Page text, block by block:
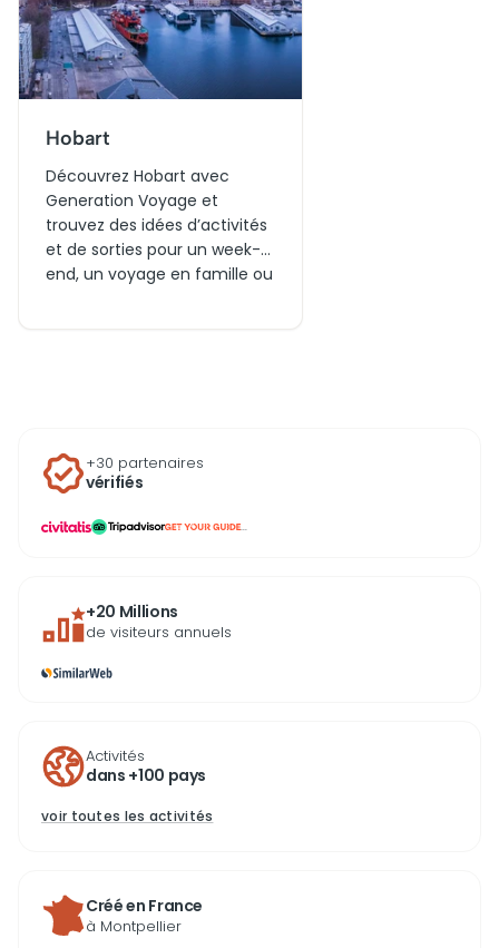
Hobart
Découvrez Hobart avec
Generation Voyage et
trouvez des idées d’activités
et de sorties pour un week-
end, un voyage en famille ou
tasmanienne.
+30 partenaires
vérifiés
...
+20 Millions
de visiteurs annuels
Activités
dans +100 pays
voir toutes les activités
Créé en France
à Montpellier